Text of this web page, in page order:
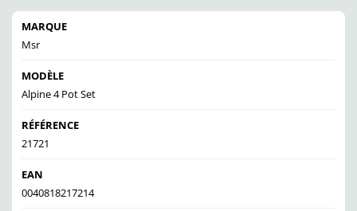
MARQUE
Msr
MODÈLE
Alpine 4 Pot Set
RÉFÉRENCE
21721
EAN
0040818217214